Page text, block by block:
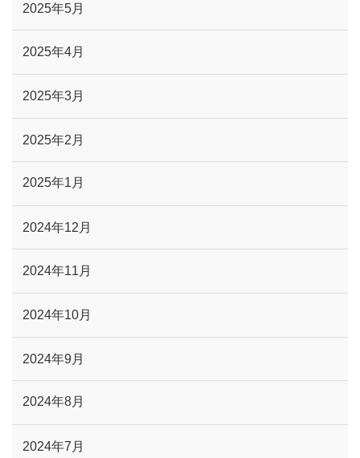
2025年5月
2025年4月
2025年3月
2025年2月
2025年1月
2024年12月
2024年11月
2024年10月
2024年9月
2024年8月
2024年7月